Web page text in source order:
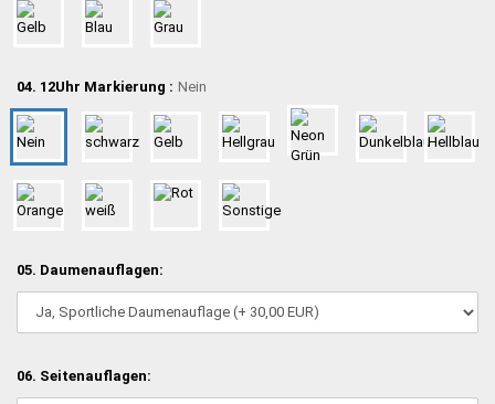
04. 12Uhr Markierung : Nein
05. Daumenauflagen:
06. Seitenauflagen: